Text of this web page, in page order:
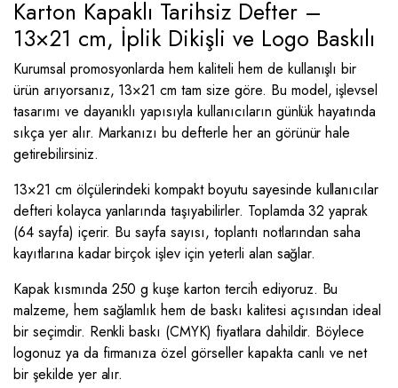
Karton Kapaklı Tarihsiz Defter –
13×21 cm, İplik Dikişli ve Logo Baskılı
Kurumsal promosyonlarda hem kaliteli hem de kullanışlı bir
ürün arıyorsanız, 13×21 cm tam size göre. Bu model, işlevsel
tasarımı ve dayanıklı yapısıyla kullanıcıların günlük hayatında
sıkça yer alır. Markanızı bu defterle her an görünür hale
getirebilirsiniz.
13×21 cm ölçülerindeki kompakt boyutu sayesinde kullanıcılar
defteri kolayca yanlarında taşıyabilirler. Toplamda 32 yaprak
(64 sayfa) içerir. Bu sayfa sayısı, toplantı notlarından saha
kayıtlarına kadar birçok işlev için yeterli alan sağlar.
Kapak kısmında 250 g kuşe karton tercih ediyoruz. Bu
malzeme, hem sağlamlık hem de baskı kalitesi açısından ideal
bir seçimdir. Renkli baskı (CMYK) fiyatlara dahildir. Böylece
logonuz ya da firmanıza özel görseller kapakta canlı ve net
bir şekilde yer alır.